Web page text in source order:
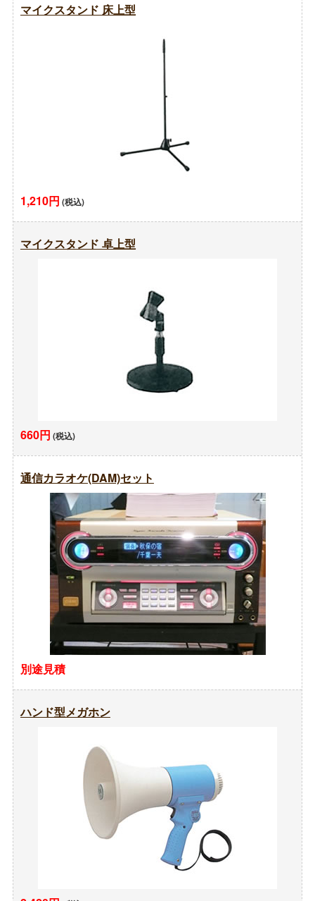
マイクスタンド 床上型
1,210円 (税込)
マイクスタンド 卓上型
660円 (税込)
通信カラオケ(DAM)セット
別途見積
ハンド型メガホン